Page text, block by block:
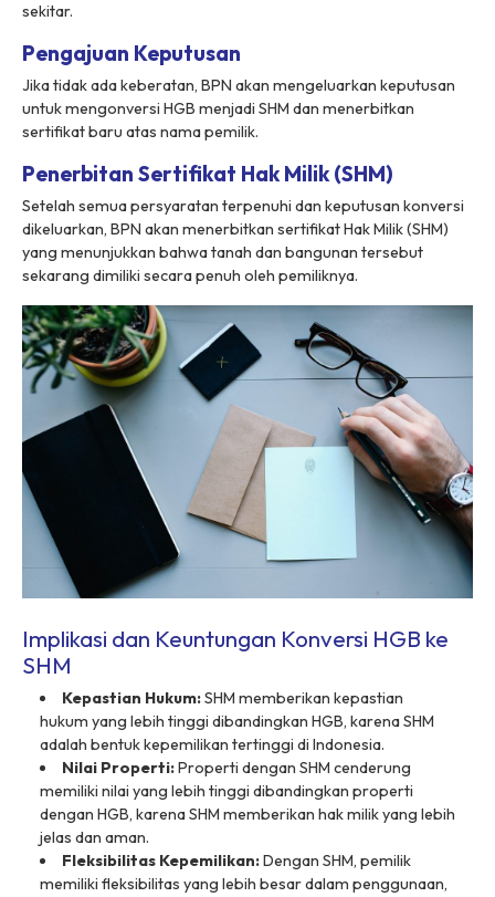
sekitar.
Pengajuan Keputusan
Jika tidak ada keberatan, BPN akan mengeluarkan keputusan
untuk mengonversi HGB menjadi SHM dan menerbitkan
sertifikat baru atas nama pemilik.
Penerbitan Sertifikat Hak Milik (SHM)
Setelah semua persyaratan terpenuhi dan keputusan konversi
dikeluarkan, BPN akan menerbitkan sertifikat Hak Milik (SHM)
yang menunjukkan bahwa tanah dan bangunan tersebut
sekarang dimiliki secara penuh oleh pemiliknya.
Implikasi dan Keuntungan Konversi HGB ke
SHM
Kepastian Hukum:SHM memberikan kepastian
hukum yang lebih tinggi dibandingkan HGB, karena SHM
adalah bentuk kepemilikan tertinggi di Indonesia.
Nilai Properti:Properti dengan SHM cenderung
memiliki nilai yang lebih tinggi dibandingkan properti
dengan HGB, karena SHM memberikan hak milik yang lebih
jelas dan aman.
Fleksibilitas Kepemilikan:Dengan SHM, pemilik
memiliki fleksibilitas yang lebih besar dalam penggunaan,